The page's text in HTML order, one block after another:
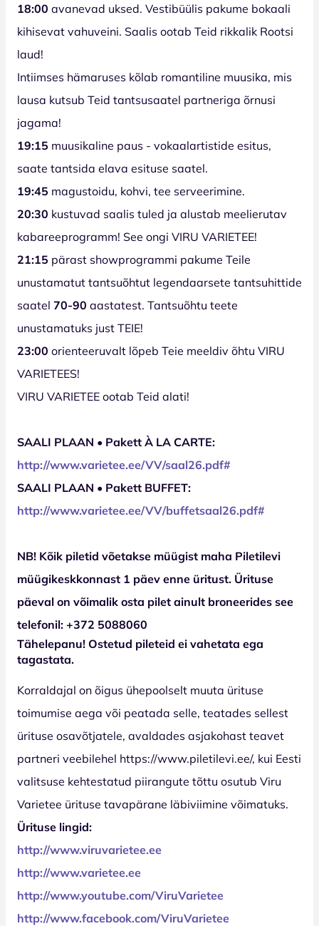
18:00 avanevad uksed. Vestibüülis pakume bokaali
kihisevat vahuveini. Saalis ootab Teid rikkalik Rootsi
laud!
Intiimses hämaruses kõlab romantiline muusika, mis
lausa kutsub Teid tantsusaatel partneriga õrnusi
jagama!
19:15 muusikaline paus - vokaalartistide esitus,
saate tantsida elava esituse saatel.
19:45 magustoidu, kohvi, tee serveerimine.
20:30 kustuvad saalis tuled ja alustab meelierutav
kabareeprogramm! See ongi VIRU VARIETEE!
21:15 pärast showprogrammi pakume Teile
unustamatut tantsuõhtut legendaarsete tantsuhittide
saatel 70-90 aastatest. Tantsuõhtu teete
unustamatuks just TEIE!
23:00 orienteeruvalt lõpeb Teie meeldiv õhtu VIRU
VARIETEES!
VIRU VARIETEE ootab Teid alati!
SAALI PLAAN • Pakett À LA CARTE:
http://www.varietee.ee/VV/saal26.pdf#
SAALI PLAAN • Pakett BUFFET:
http://www.varietee.ee/VV/buffetsaal26.pdf#
NB! Kõik piletid võetakse müügist maha Piletilevi
müügikeskkonnast 1 päev enne üritust. Ürituse
päeval on võimalik osta pilet ainult broneerides see
telefonil: +372 5088060
Tähelepanu! Ostetud pileteid ei vahetata ega
tagastata.
Korraldajal on õigus ühepoolselt muuta ürituse
toimumise aega või peatada selle, teatades sellest
ürituse osavõtjatele, avaldades asjakohast teavet
partneri veebilehel https://www.piletilevi.ee/, kui Eesti
valitsuse kehtestatud piirangute tõttu osutub Viru
Varietee ürituse tavapärane läbiviimine võimatuks.
Ürituse lingid:
http://www.viruvarietee.ee
http://www.varietee.ee
http://www.youtube.com/ViruVarietee
http://www.facebook.com/ViruVarietee